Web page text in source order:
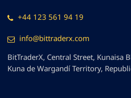
+44 123 561 94 19
info@bittraderx.com
BitTraderX, Central Street, Kunaisa
Kuna de Wargandí Territory,